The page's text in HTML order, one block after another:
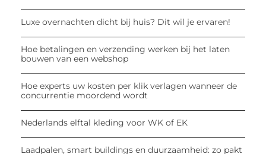
Luxe overnachten dicht bij huis? Dit wil je ervaren!
Hoe betalingen en verzending werken bij het laten
bouwen van een webshop
Hoe experts uw kosten per klik verlagen wanneer de
concurrentie moordend wordt
Nederlands elftal kleding voor WK of EK
Laadpalen, smart buildings en duurzaamheid: zo pakt